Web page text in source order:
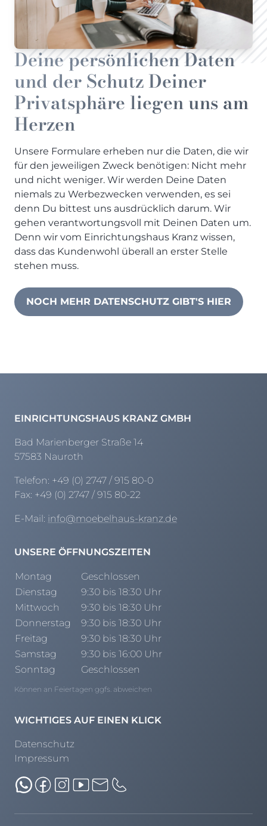
Deine persönlichen Daten
und der Schutz Deiner
Privatsphäre liegen uns am
Herzen
Unsere Formulare erheben nur die Daten, die wir
für den jeweiligen Zweck benötigen: Nicht mehr
und nicht weniger. Wir werden Deine Daten
niemals zu Werbezwecken verwenden, es sei
denn Du bittest uns ausdrücklich darum. Wir
gehen verantwortungsvoll mit Deinen Daten um.
Denn wir vom Einrichtungshaus Kranz wissen,
dass das Kundenwohl überall an erster Stelle
stehen muss.
NOCH MEHR DATENSCHUTZ GIBT'S HIER
EINRICHTUNGSHAUS KRANZ GMBH
Bad Marienberger Straße 14
57583 Nauroth
Telefon: +49 (0) 2747 / 915 80-0
Fax: +49 (0) 2747 / 915 80-22
E-Mail: info@moebelhaus-kranz.de
UNSERE ÖFFNUNGSZEITEN
Montag
Geschlossen
Dienstag
9:30 bis 18:30 Uhr
Mittwoch
9:30 bis 18:30 Uhr
Donnerstag
9:30 bis 18:30 Uhr
Freitag
9:30 bis 18:30 Uhr
Samstag
9:30 bis 16:00 Uhr
Sonntag
Geschlossen
Können an Feiertagen ggfs. abweichen
WICHTIGES AUF EINEN KLICK
Datenschutz
Impressum